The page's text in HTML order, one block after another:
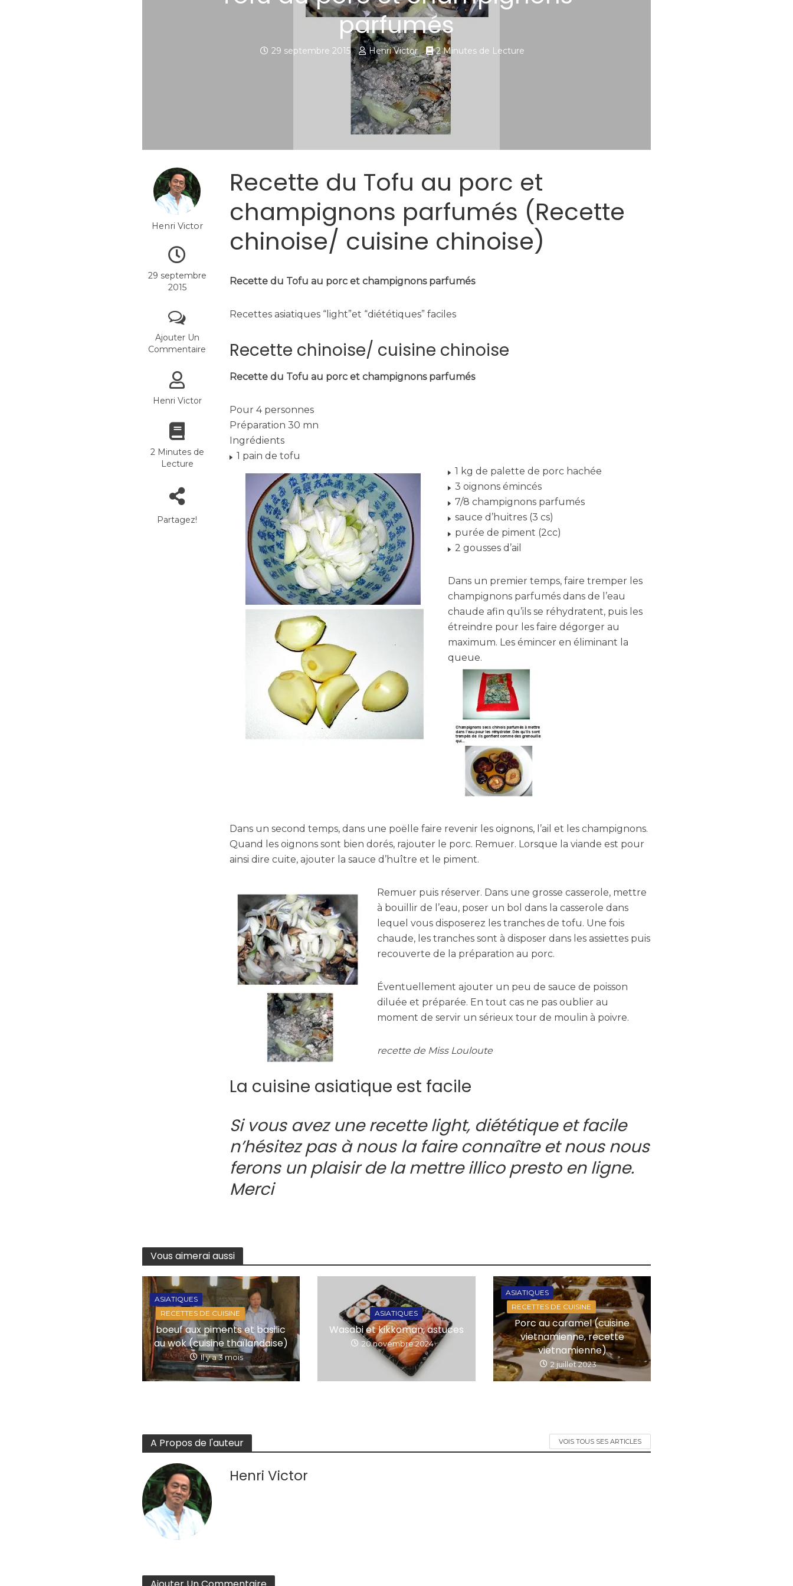
parfumés
29 septembre 2015 Henri Victor 2 Minutes de Lecture
Henri Victor
29 septembre
2015
Ajouter Un
Commentaire
Henri Victor
2 Minutes de
Lecture
Partagez!
Recette du Tofu au porc et
champignons parfumés (Recette
chinoise/ cuisine chinoise)
Recette du Tofu au porc et champignons parfumés
Recettes asiatiques “light”et “diététiques” faciles
Recette chinoise/ cuisine chinoise
Recette du Tofu au porc et champignons parfumés
Pour 4 personnes
Préparation 30 mn
Ingrédients
1 pain de tofu
1 kg de palette de porc hachée
3 oignons émincés
7/8 champignons parfumés
sauce d’huitres (3 cs)
purée de piment (2cc)
2 gousses d’ail
Dans un premier temps, faire tremper les
champignons parfumés dans de l’eau
chaude afin qu’ils se réhydratent, puis les
étreindre pour les faire dégorger au
maximum. Les émincer en éliminant la
queue.
Dans un second temps, dans une poëlle faire revenir les oignons, l’ail et les champignons.
Quand les oignons sont bien dorés, rajouter le porc. Remuer. Lorsque la viande est pour
ainsi dire cuite, ajouter la sauce d’huître et le piment.
Remuer puis réserver. Dans une grosse casserole, mettre
à bouillir de l’eau, poser un bol dans la casserole dans
lequel vous disposerez les tranches de tofu. Une fois
chaude, les tranches sont à disposer dans les assiettes puis
recouverte de la préparation au porc.
Éventuellement ajouter un peu de sauce de poisson
diluée et préparée. En tout cas ne pas oublier au
moment de servir un sérieux tour de moulin à poivre.
recette de Miss Louloute
La cuisine asiatique est facile
Si vous avez une recette light, diététique et facile
n’hésitez pas à nous la faire connaître et nous nous
ferons un plaisir de la mettre illico presto en ligne.
Merci
Vous aimerai aussi
ASIATIQUES
RECETTES DE CUISINE
boeuf aux piments et basilic
au wok (cuisine thaïlandaise)
Il y a 3 mois
ASIATIQUES
Wasabi et kikkoman, astuces
20 novembre 2024
ASIATIQUES
RECETTES DE CUISINE
Porc au caramel (cuisine
vietnamienne, recette
vietnamienne)
2 juillet 2023
A Propos de l'auteur VOIS TOUS SES ARTICLES
Henri Victor